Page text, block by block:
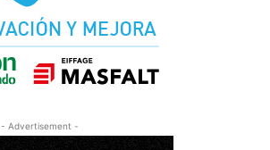
- Advertisement -